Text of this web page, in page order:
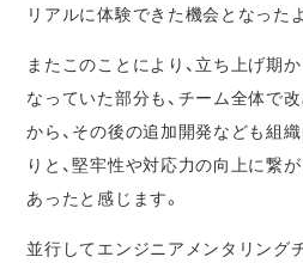
リアルに体験できた機会となった
またこのことにより、立ち上げ期
なっていた部分も、チーム全体で
から、その後の追加開発なども組
りと、堅牢性や対応力の向上に繋
あったと感じます。
並行してエンジニアメンタリング